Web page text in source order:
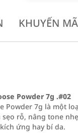
KHUYẾN
Powder 7g .#02
Powder 7g là một
rỗ, nâng tone
ứng hay bí da.